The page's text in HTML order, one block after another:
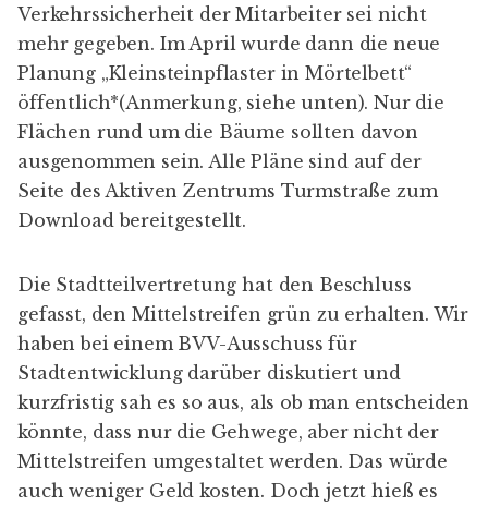
Verkehrssicherheit der Mitarbeiter sei nicht
mehr gegeben. Im April wurde dann die neue
Planung „Kleinsteinpflaster in Mörtelbett“
öffentlich*(Anmerkung, siehe unten). Nur die
Flächen rund um die Bäume sollten davon
ausgenommen sein. Alle Pläne sind auf der
Seite des Aktiven Zentrums Turmstraße zum
Download bereitgestellt.
Die Stadtteilvertretung hat den Beschluss
gefasst, den Mittelstreifen grün zu erhalten. Wir
haben bei einem BVV-Ausschuss für
Stadtentwicklung darüber diskutiert und
kurzfristig sah es so aus, als ob man entscheiden
könnte, dass nur die Gehwege, aber nicht der
Mittelstreifen umgestaltet werden. Das würde
auch weniger Geld kosten. Doch jetzt hieß es